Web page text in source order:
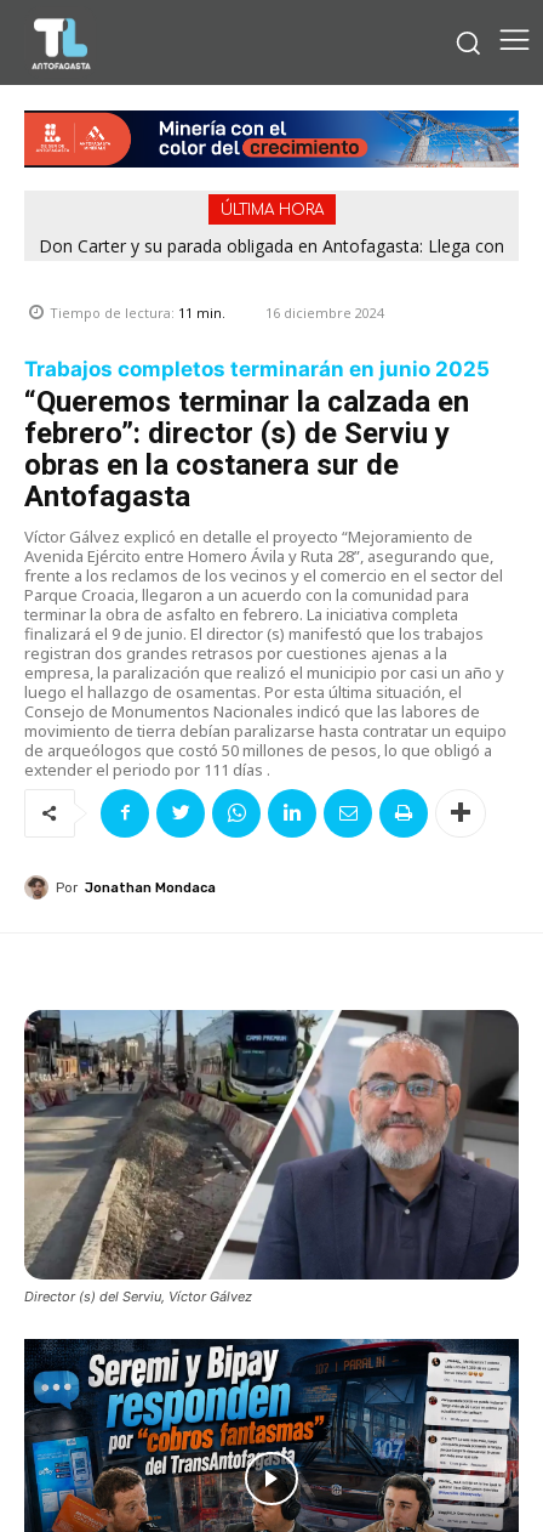
ÚLTIMA HORA
Don Carter y su parada obligada en Antofagasta: Llega con
¿Comprando el regalo para el Día del Niño? 9 de 11
Tiempo de lectura: 11 min. 16 diciembre 2024
Trabajos completos terminarán en junio 2025
“Queremos terminar la calzada en
febrero”: director (s) de Serviu y
obras en la costanera sur de
Antofagasta
Víctor Gálvez explicó en detalle el proyecto “Mejoramiento de
Avenida Ejército entre Homero Ávila y Ruta 28”, asegurando que,
frente a los reclamos de los vecinos y el comercio en el sector del
Parque Croacia, llegaron a un acuerdo con la comunidad para
terminar la obra de asfalto en febrero. La iniciativa completa
finalizará el 9 de junio. El director (s) manifestó que los trabajos
registran dos grandes retrasos por cuestiones ajenas a la
empresa, la paralización que realizó el municipio por casi un año y
luego el hallazgo de osamentas. Por esta última situación, el
Consejo de Monumentos Nacionales indicó que las labores de
movimiento de tierra debían paralizarse hasta contratar un equipo
de arqueólogos que costó 50 millones de pesos, lo que obligó a
extender el periodo por 111 días .
Por Jonathan Mondaca
Director (s) del Serviu, Víctor Gálvez